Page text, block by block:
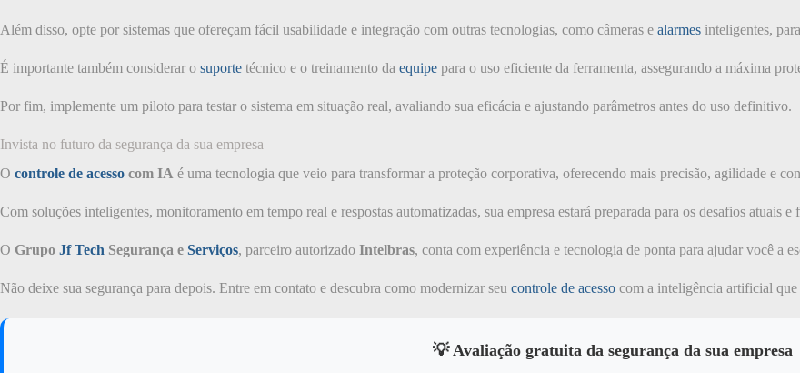
Além disso, opte por sistemas que ofereçam fácil usabilidade e integração com outras tecnologias, como câmeras e alarmes inteligentes,
É importante também considerar o suporte técnico e o treinamento da equipe para o uso eficiente da ferramenta, assegurando a máxima
Por fim, implemente um piloto para testar o sistema em situação real, avaliando sua eficácia e ajustando parâmetros antes do uso definitivo.
Invista no futuro da segurança da sua empresa
O controle de acesso com IA é uma tecnologia que veio para transformar a proteção corporativa, oferecendo mais precisão, agilidade e
Com soluções inteligentes, monitoramento em tempo real e respostas automatizadas, sua empresa estará preparada para os desafios atuais e
O Grupo Jf Tech Segurança e Serviços, parceiro autorizado Intelbras, conta com experiência e tecnologia de ponta para ajudar você a
Não deixe sua segurança para depois. Entre em contato e descubra como modernizar seu controle de acesso com a inteligência artificial
💡 Avaliação gratuita da segurança da sua empresa